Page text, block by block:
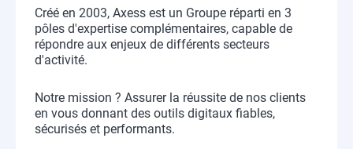
Description
Créé en 2003, Axess est un Groupe réparti en 3
pôles d'expertise complémentaires, capable de
répondre aux enjeux de différents secteurs
d'activité.
Notre mission ? Assurer la réussite de nos clients
en vous donnant des outils digitaux fiables,
sécurisés et performants.